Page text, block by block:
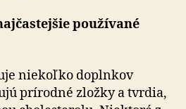
používané
niekoľko doplnkov
prírodné zložky a tvrdia,